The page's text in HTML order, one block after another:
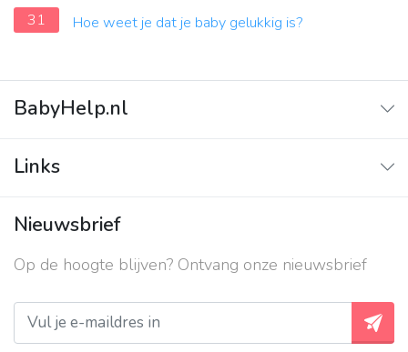
31
Hoe weet je dat je baby gelukkig is?
BabyHelp.nl
Vraag & Antwoord
Links
Contact
Over ons
Privacy beleid
Nieuwsbrief
Op de hoogte blijven? Ontvang onze nieuwsbrief